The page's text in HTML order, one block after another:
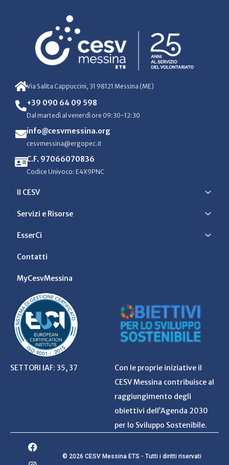
Via Salita Cappuccini, 31 98121 Messina (ME)
+39 090 64 09 598
Dal martedì al venerdì ore 09:30-12:30
info@cesvmessina.org
cesvmessina@ergopec.it
C.F. 97066070836
Codice Univoco: E4X9PNC
Il CESV
Servizi e Risorse
EsserCi
Contatti
MyCesvMessina
SETTORI IAF: 35, 37
Con le proprie iniziative il
CESV Messina contribuisce al
raggiungimento degli
obiettivi dell’Agenda 2030
per lo Sviluppo Sostenibile.
© 2026 CESV Messina ETS - Tutti i diritti riservati